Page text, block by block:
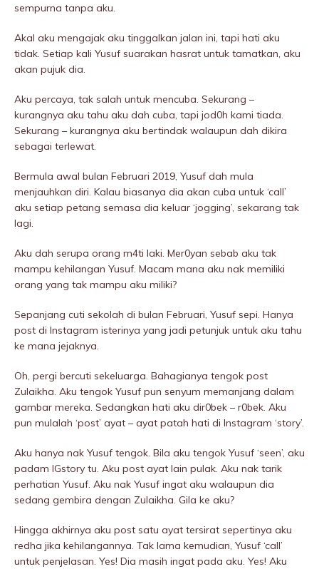
sempurna tanpa aku.
Akal aku mengajak aku tinggalkan jalan ini, tapi hati aku
tidak. Setiap kali Yusuf suarakan hasrat untuk tamatkan, aku
akan pujuk dia.
Aku percaya, tak salah untuk mencuba. Sekurang –
kurangnya aku tahu aku dah cuba, tapi jod0h kami tiada.
Sekurang – kurangnya aku bertindak walaupun dah dikira
sebagai terlewat.
Bermula awal bulan Februari 2019, Yusuf dah mula
menjauhkan diri. Kalau biasanya dia akan cuba untuk ‘call’
aku setiap petang semasa dia keluar ‘jogging’, sekarang tak
lagi.
Aku dah serupa orang m4ti laki. Mer0yan sebab aku tak
mampu kehilangan Yusuf. Macam mana aku nak memiliki
orang yang tak mampu aku miliki?
Sepanjang cuti sekolah di bulan Februari, Yusuf sepi. Hanya
post di Instagram isterinya yang jadi petunjuk untuk aku tahu
ke mana jejaknya.
Oh, pergi bercuti sekeluarga. Bahagianya tengok post
Zulaikha. Aku tengok Yusuf pun senyum memanjang dalam
gambar mereka. Sedangkan hati aku dir0bek – r0bek. Aku
pun mulalah ‘post’ ayat – ayat patah hati di Instagram ‘story’.
Aku hanya nak Yusuf tengok. Bila aku tengok Yusuf ‘seen’, aku
padam IGstory tu. Aku post ayat lain pulak. Aku nak tarik
perhatian Yusuf. Aku nak Yusuf ingat aku walaupun dia
sedang gembira dengan Zulaikha. GiIa ke aku?
Hingga akhirnya aku post satu ayat tersirat sepertinya aku
redha jika kehilangannya. Tak lama kemudian, Yusuf ‘call’
untuk penjelasan. Yes! Dia masih ingat pada aku. Yes! Aku